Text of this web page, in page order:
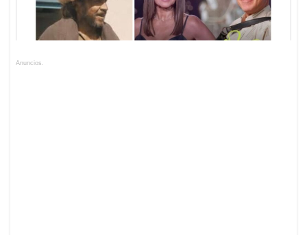
Anuncios.